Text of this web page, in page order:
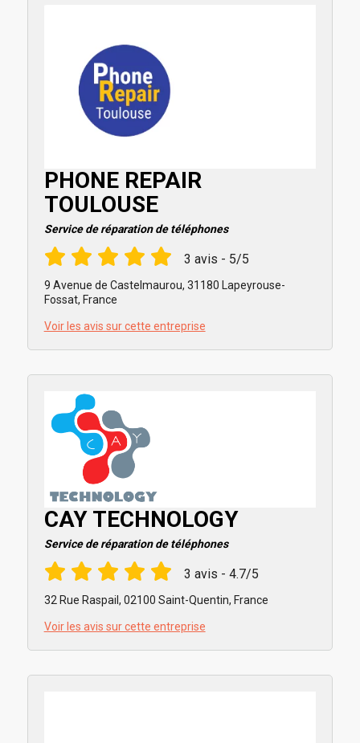
PHONE REPAIR
TOULOUSE
Service de réparation de téléphones
3 avis - 5/5
9 Avenue de Castelmaurou, 31180 Lapeyrouse-
Fossat, France
Voir les avis sur cette entreprise
CAY TECHNOLOGY
Service de réparation de téléphones
3 avis - 4.7/5
32 Rue Raspail, 02100 Saint-Quentin, France
Voir les avis sur cette entreprise